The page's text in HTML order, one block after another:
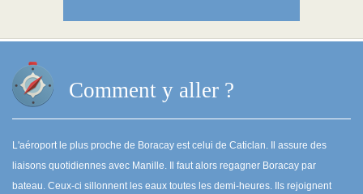
Comment y aller ?
L'aéroport le plus proche de Boracay est celui de Caticlan. Il assure des
liaisons quotidiennes avec Manille. Il faut alors regagner Boracay par
bateau. Ceux-ci sillonnent les eaux toutes les demi-heures. Ils rejoignent